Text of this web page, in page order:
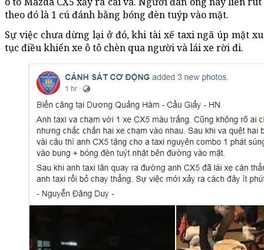
theo đó là 1 cú đánh bằng bóng đèn tuýp vào mặt.
Sự việc chưa dừng lại ở đó, khi tài xế taxi ngã úp mặt
tục điều khiển xe ô tô chèn qua người và lái xe rời đi.